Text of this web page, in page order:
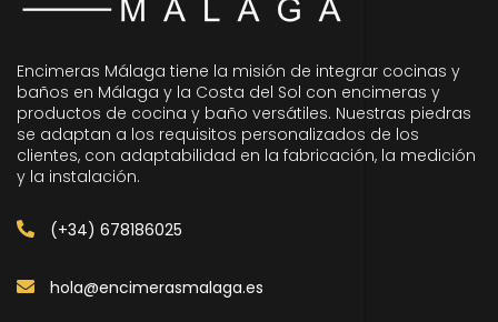
Encimeras Málaga tiene la misión de integrar cocinas y
baños en Málaga y la Costa del Sol con encimeras y
productos de cocina y baño versátiles. Nuestras piedras
se adaptan a los requisitos personalizados de los
clientes, con adaptabilidad en la fabricación, la medición
y la instalación.
(+34) 678186025
hola@encimerasmalaga.es